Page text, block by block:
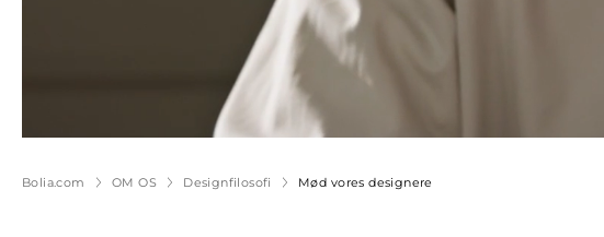
Bolia.com OM OS Designfilosofi Mød vores designere